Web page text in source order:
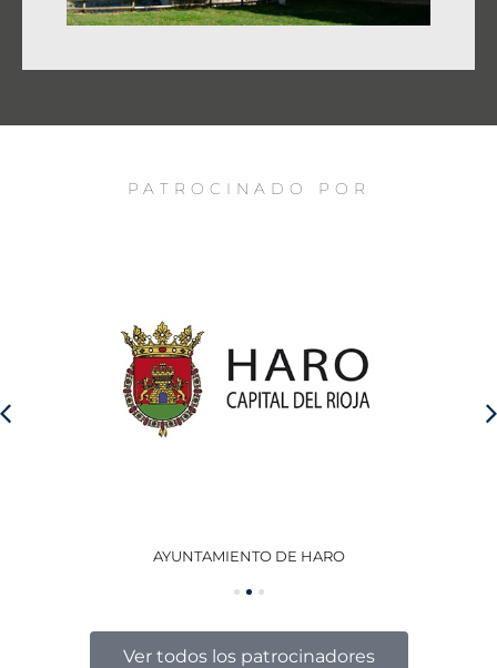
PATROCINADO POR
AYUNTAMIENTO DE HARO
Ver todos los patrocinadores